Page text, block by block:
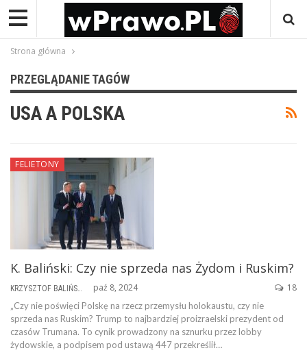
Strona główna
PRZEGLĄDANIE TAGÓW
USA A POLSKA
FELIETONY
K. Baliński: Czy nie sprzeda nas Żydom i Ruskim?
paź 8, 2024 18
„Czy nie poświęci Polskę na rzecz przemysłu holokaustu, czy nie
sprzeda nas Ruskim? Trump to najbardziej proizraelski prezydent od
czasów Trumana. To cynik prowadzony na sznurku przez lobby
żydowskie, a podpisem pod ustawą 447 przekreślił…